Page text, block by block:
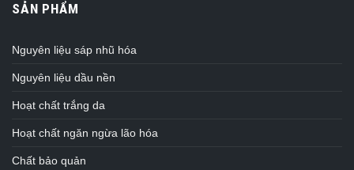
SẢN PHẨM
Nguyên liệu sáp nhũ hóa
Nguyên liệu dầu nền
Hoạt chất trắng da
Hoạt chất ngăn ngừa lão hóa
Chất bảo quản